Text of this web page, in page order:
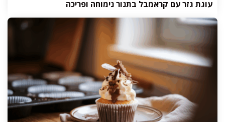
עוגת גזר עם קראמבל בתנור נימוחה ופריכה